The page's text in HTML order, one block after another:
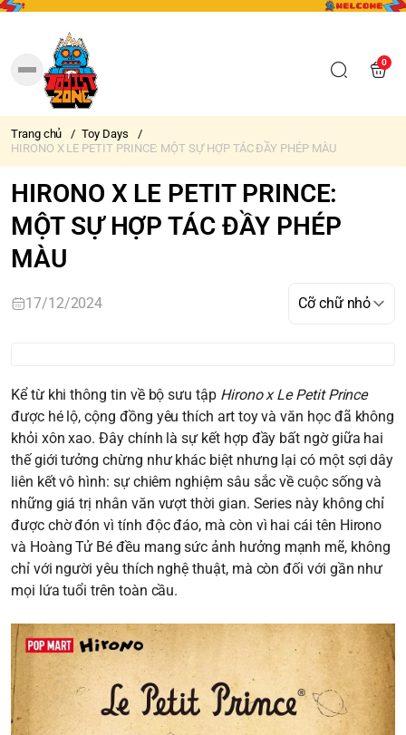
0
Trang chủ / Toy Days
/
HIRONO X LE PETIT PRINCE: MỘT SỰ HỢP TÁC ĐẦY PHÉP MÀU
HIRONO X LE PETIT PRINCE:
MỘT SỰ HỢP TÁC ĐẦY PHÉP
MÀU
17/12/2024
Kể từ khi thông tin về bộ sưu tập Hirono x Le Petit Prince
được hé lộ, cộng đồng yêu thích art toy và văn học đã không
khỏi xôn xao. Đây chính là sự kết hợp đầy bất ngờ giữa hai
thế giới tưởng chừng như khác biệt nhưng lại có một sợi dây
liên kết vô hình: sự chiêm nghiệm sâu sắc về cuộc sống và
những giá trị nhân văn vượt thời gian. Series này không chỉ
được chờ đón vì tính độc đáo, mà còn vì hai cái tên Hirono
và Hoàng Tử Bé đều mang sức ảnh hưởng mạnh mẽ, không
chỉ với người yêu thích nghệ thuật, mà còn đối với gần như
mọi lứa tuổi trên toàn cầu.